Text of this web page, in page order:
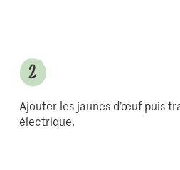
Ajouter les jaunes d’œuf puis
électrique.